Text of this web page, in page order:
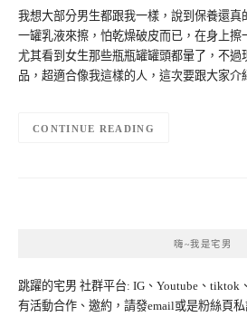
我想大部分男生都跟我一樣，說到保養還真
一罐乳液來擦，怕乾燥破皮而已，在身上擦
尤其看到女生那些瓶瓶罐罐頭都暈了，不過
品，超適合像我這樣的人，這次要跟大家
CONTINUE READING
嗨~我是宅男
跳躍的宅男 社群平台: IG、Youtube、tiktok
有活動合作、邀約，請發email或是粉絲頁